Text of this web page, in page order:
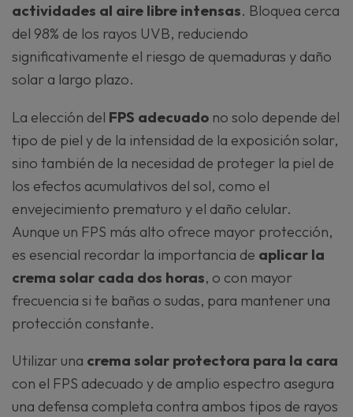
actividades al aire libre intensas. Bloquea cerca
del 98% de los rayos UVB, reduciendo
significativamente el riesgo de quemaduras y daño
solar a largo plazo.
La elección del FPS adecuado no solo depende del
tipo de piel y de la intensidad de la exposición solar,
sino también de la necesidad de proteger la piel de
los efectos acumulativos del sol, como el
envejecimiento prematuro y el daño celular.
Aunque un FPS más alto ofrece mayor protección,
es esencial recordar la importancia de aplicar la
crema solar cada dos horas, o con mayor
frecuencia si te bañas o sudas, para mantener una
protección constante.
Utilizar una crema solar protectora para la cara
con el FPS adecuado y de amplio espectro asegura
una defensa completa contra ambos tipos de rayos